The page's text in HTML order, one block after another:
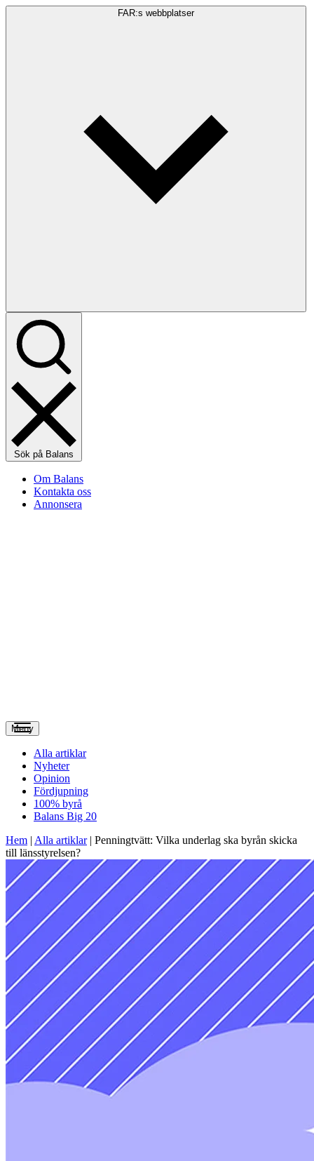
FAR:s webbplatser
Sök på Balans
Om Balans
Kontakta oss
Annonsera
Meny
Alla artiklar
Nyheter
Opinion
Fördjupning
100% byrå
Balans Big 20
Hem | Alla artiklar| Penningtvätt: Vilka underlag ska byrån skicka
till länsstyrelsen?